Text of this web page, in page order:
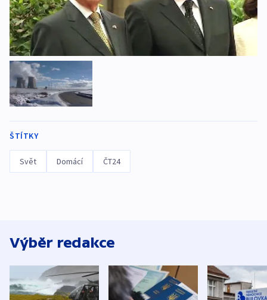
ŠTÍTKY
Svět Domácí ČT24
Výběr redakce